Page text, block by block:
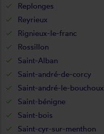
Replonges
Reyrieux
Rignieux-le-franc
Rossillon
Saint-Alban
Saint-andré-de-corcy
Saint-andré-le-bouchoux
Saint-bénigne
Saint-bois
Saint-cyr-sur-menthon